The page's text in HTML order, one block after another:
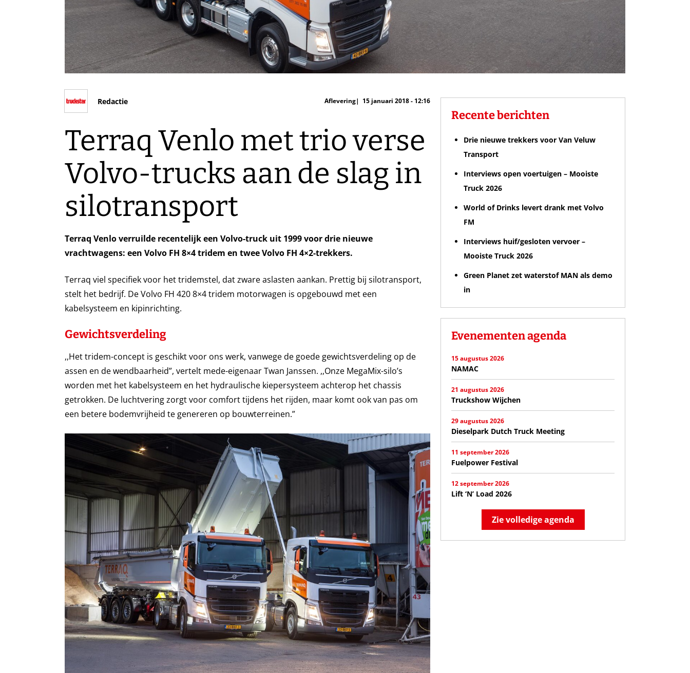
Redactie Aflevering 15 januari 2018 - 12:16
Terraq Venlo met trio verse
Volvo-trucks aan de slag in
silotransport
Terraq Venlo verruilde recentelijk een Volvo-truck uit 1999 voor drie nieuwe
vrachtwagens: een Volvo FH 8×4 tridem en twee Volvo FH 4×2-trekkers.
Terraq viel specifiek voor het tridemstel, dat zware aslasten aankan. Prettig bij silotransport,
stelt het bedrijf. De Volvo FH 420 8×4 tridem motorwagen is opgebouwd met een
kabelsysteem en kipinrichting.
Gewichtsverdeling
,,Het tridem-concept is geschikt voor ons werk, vanwege de goede gewichtsverdeling op de
assen en de wendbaarheid”, vertelt mede-eigenaar Twan Janssen. ,,Onze MegaMix-silo’s
worden met het kabelsysteem en het hydraulische kiepersysteem achterop het chassis
getrokken. De luchtvering zorgt voor comfort tijdens het rijden, maar komt ook van pas om
een betere bodemvrijheid te genereren op bouwterreinen.”
Recente berichten
Drie nieuwe trekkers voor Van Veluw
Transport
Interviews open voertuigen – Mooiste
Truck 2026
World of Drinks levert drank met Volvo
FM
Interviews huif/gesloten vervoer –
Mooiste Truck 2026
Green Planet zet waterstof MAN als demo
in
Evenementen agenda
15 augustus 2026
NAMAC
21 augustus 2026
Truckshow Wijchen
29 augustus 2026
Dieselpark Dutch Truck Meeting
11 september 2026
Fuelpower Festival
12 september 2026
Lift ‘N’ Load 2026
Zie volledige agenda